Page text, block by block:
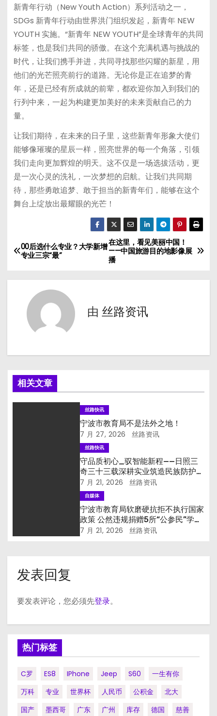
新青年行动（New Youth Action）系列活动之一，
SDGs 新青年行动由世界洪门组织发起，新青年 NEW
YOUTH 实施。“新青年 NEW YOUTH”是全球青年的共同
标签，也是我们共同的骄傲。在这个充满机遇与挑战的
时代，让我们携手并进，共同寻找那些闪耀的新星，用
他们的光芒照亮前行的道路。无论你是正在追梦的青
年，还是已经有所成就的前辈，都欢迎你加入到我们的
行列中来，一起为构建更加美好的未来贡献自己的力
量。
让我们期待，在未来的日子里，这些新青年形象大使们
能够像璀璨的星辰一样，照亮世界的每一个角落，引领
我们走向更加辉煌的明天。这不仅是一场选拔活动，更
是一次心灵的洗礼，一次梦想的启航。让我们共同期
待，那些勇敢追梦、敢于担当的新青年们，能够在这个
舞台上绽放出最耀眼的光芒！
文
航
在这里，看见美丽中国！
——中国旅游目的地影像展
播
00后选什么专业？大学新增
专业三宗“最”
由 丝路资讯
相关文章
丝路快讯
宁波市教育局不是法外之地！
7 月 27, 2026 丝路资讯
丝路快讯
守品质初心_驭智能新程——日照三
奇三十三载深耕实业筑造民族防护品
牌
7 月 21, 2026 丝路资讯
自媒体
宁波市教育局软磨硬抗拒不执行国家
政策 公然违规捐赠5所“公参民”学校
国有资产
7 月 21, 2026 丝路资讯
发表回复
要发表评论，您必须先登录。
热门标签
C罗 ES8 IPhone Jeep S60
一生有你
万科
专业 世界杯 人民币 公积金
北大
国产
墨西哥 广东 广州 库存 德国 慈善